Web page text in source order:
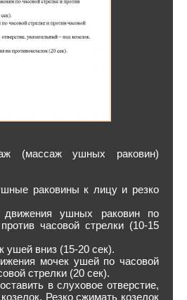
(массаж ушных раковин)
раковины к лицу и резко
ушных раковин по
часовой стрелки (10-15
ушей вниз (15-20 сек).
мочек ушей по часовой
стрелки (20 сек).
в слуховое отверстие,
Резко сжимать козелок